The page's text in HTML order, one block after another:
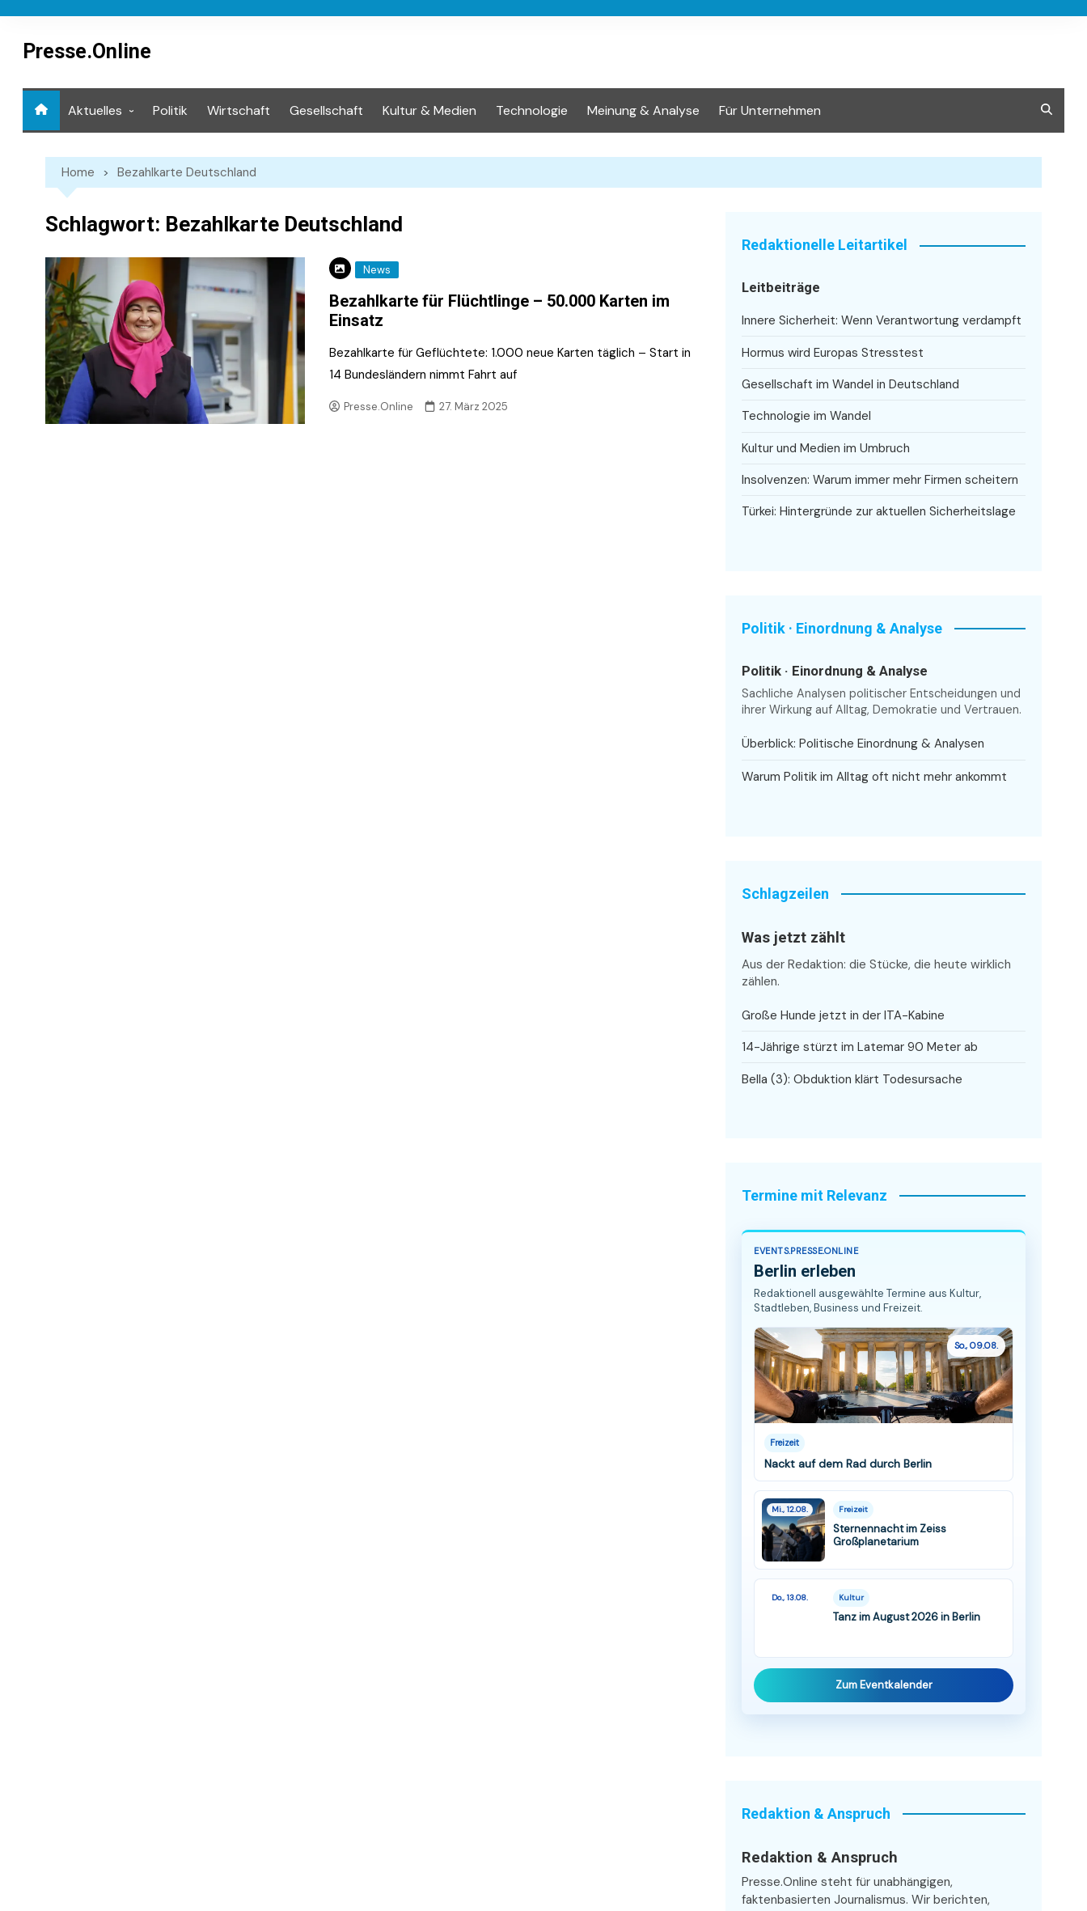
contentPresse.Online
Aktuelles Politik Wirtschaft Gesellschaft Kultur & Medien Technologie Meinung & Analyse Für Unternehmen
Home Bezahlkarte Deutschland
Schlagwort: Bezahlkarte Deutschland
News
Bezahlkarte für Flüchtlinge – 50.000 Karten im
Einsatz
Bezahlkarte für Geflüchtete: 1.000 neue Karten täglich – Start in
14 Bundesländern nimmt Fahrt auf
Presse.Online 27. März 2025
Redaktionelle Leitartikel
Leitbeiträge
Innere Sicherheit: Wenn Verantwortung verdampft
Hormus wird Europas Stresstest
Gesellschaft im Wandel in Deutschland
Technologie im Wandel
Kultur und Medien im Umbruch
Insolvenzen: Warum immer mehr Firmen scheitern
Türkei: Hintergründe zur aktuellen Sicherheitslage
Politik · Einordnung & Analyse
Politik · Einordnung & Analyse
Sachliche Analysen politischer Entscheidungen und
ihrer Wirkung auf Alltag, Demokratie und Vertrauen.
Überblick: Politische Einordnung & Analysen
Warum Politik im Alltag oft nicht mehr ankommt
Schlagzeilen
Was jetzt zählt
Aus der Redaktion: die Stücke, die heute wirklich
zählen.
Große Hunde jetzt in der ITA-Kabine
14-Jährige stürzt im Latemar 90 Meter ab
Bella (3): Obduktion klärt Todesursache
Termine mit Relevanz
EVENTS.PRESSE.ONLINE
Berlin erleben
Redaktionell ausgewählte Termine aus Kultur,
Stadtleben, Business und Freizeit.
So., 09.08.
Freizeit
Nackt auf dem Rad durch Berlin
Mi., 12.08. Freizeit
Sternennacht im Zeiss
Großplanetarium
Do., 13.08. Kultur
Tanz im August 2026 in Berlin
Zum Eventkalender
Redaktion & Anspruch
Redaktion & Anspruch
Presse.Online steht für unabhängigen,
faktenbasierten Journalismus. Wir berichten,